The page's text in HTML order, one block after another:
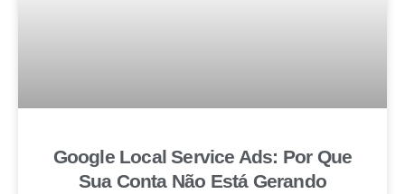
Google Local Service Ads: Por Que
Sua Conta Não Está Gerando